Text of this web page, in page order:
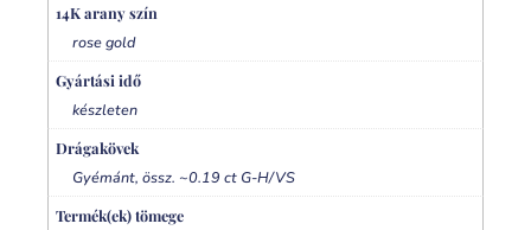
14K arany szín
rose gold
Gyártási idő
készleten
Drágakövek
Gyémánt, össz. ~0.19 ct G-H/VS
Termék(ek) tömege